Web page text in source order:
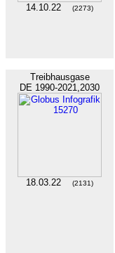
14.10.22 (2273)
Treibhausgase
DE 1990-2021,2030
18.03.22 (2131)